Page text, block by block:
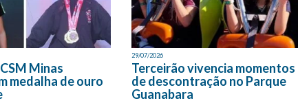
Minas
medalha de ouro
29/07/2026
Terceirão vivencia momentos
de descontração no Parque
Guanabara